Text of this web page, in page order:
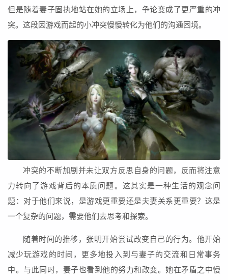
但是随着妻子固执地站在她的立场上，争论变成了更严重的冲
突。这段因游戏而起的小冲突慢慢转化为他们的沟通困境。
冲突的不断加剧并未让双方反思自身的问题，反而将注意
力转向了游戏背后的本质问题。这其实是一种生活的观念问
题：对于他们来说，是游戏更重要还是夫妻关系更重要？这是
一个复杂的问题，需要他们去思考和探索。
随着时间的推移，张明开始尝试改变自己的行为。他开始
减少玩游戏的时间，更多地投入到与妻子的交流和日常事务
中。与此同时，妻子也看到他的努力和改变。她在矛盾之中慢